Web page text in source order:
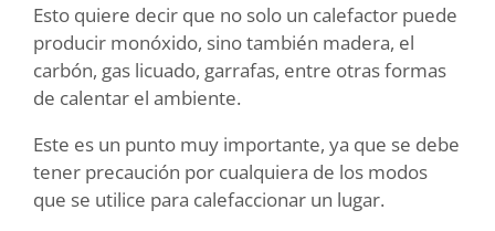
Esto quiere decir que no solo un calefactor puede
producir monóxido, sino también madera, el
carbón, gas licuado, garrafas, entre otras formas
de calentar el ambiente.
Este es un punto muy importante, ya que se debe
tener precaución por cualquiera de los modos
que se utilice para calefaccionar un lugar.